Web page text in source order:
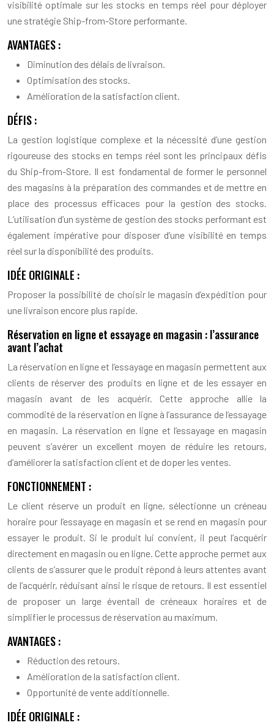
visibilité optimale sur les stocks en temps réel pour déployer
une stratégie Ship-from-Store performante.
AVANTAGES :
Diminution des délais de livraison.
Optimisation des stocks.
Amélioration de la satisfaction client.
DÉFIS :
La gestion logistique complexe et la nécessité d’une gestion
rigoureuse des stocks en temps réel sont les principaux défis
du Ship-from-Store. Il est fondamental de former le personnel
des magasins à la préparation des commandes et de mettre en
place des processus efficaces pour la gestion des stocks.
L’utilisation d’un système de gestion des stocks performant est
également impérative pour disposer d’une visibilité en temps
réel sur la disponibilité des produits.
IDÉE ORIGINALE :
Proposer la possibilité de choisir le magasin d’expédition pour
une livraison encore plus rapide.
Réservation en ligne et essayage en magasin : l’assurance
avant l’achat
La réservation en ligne et l’essayage en magasin permettent aux
clients de réserver des produits en ligne et de les essayer en
magasin avant de les acquérir. Cette approche allie la
commodité de la réservation en ligne à l’assurance de l’essayage
en magasin. La réservation en ligne et l’essayage en magasin
peuvent s’avérer un excellent moyen de réduire les retours,
d’améliorer la satisfaction client et de doper les ventes.
FONCTIONNEMENT :
Le client réserve un produit en ligne, sélectionne un créneau
horaire pour l’essayage en magasin et se rend en magasin pour
essayer le produit. Si le produit lui convient, il peut l’acquérir
directement en magasin ou en ligne. Cette approche permet aux
clients de s’assurer que le produit répond à leurs attentes avant
de l’acquérir, réduisant ainsi le risque de retours. Il est essentiel
de proposer un large éventail de créneaux horaires et de
simplifier le processus de réservation au maximum.
AVANTAGES :
Réduction des retours.
Amélioration de la satisfaction client.
Opportunité de vente additionnelle.
IDÉE ORIGINALE :